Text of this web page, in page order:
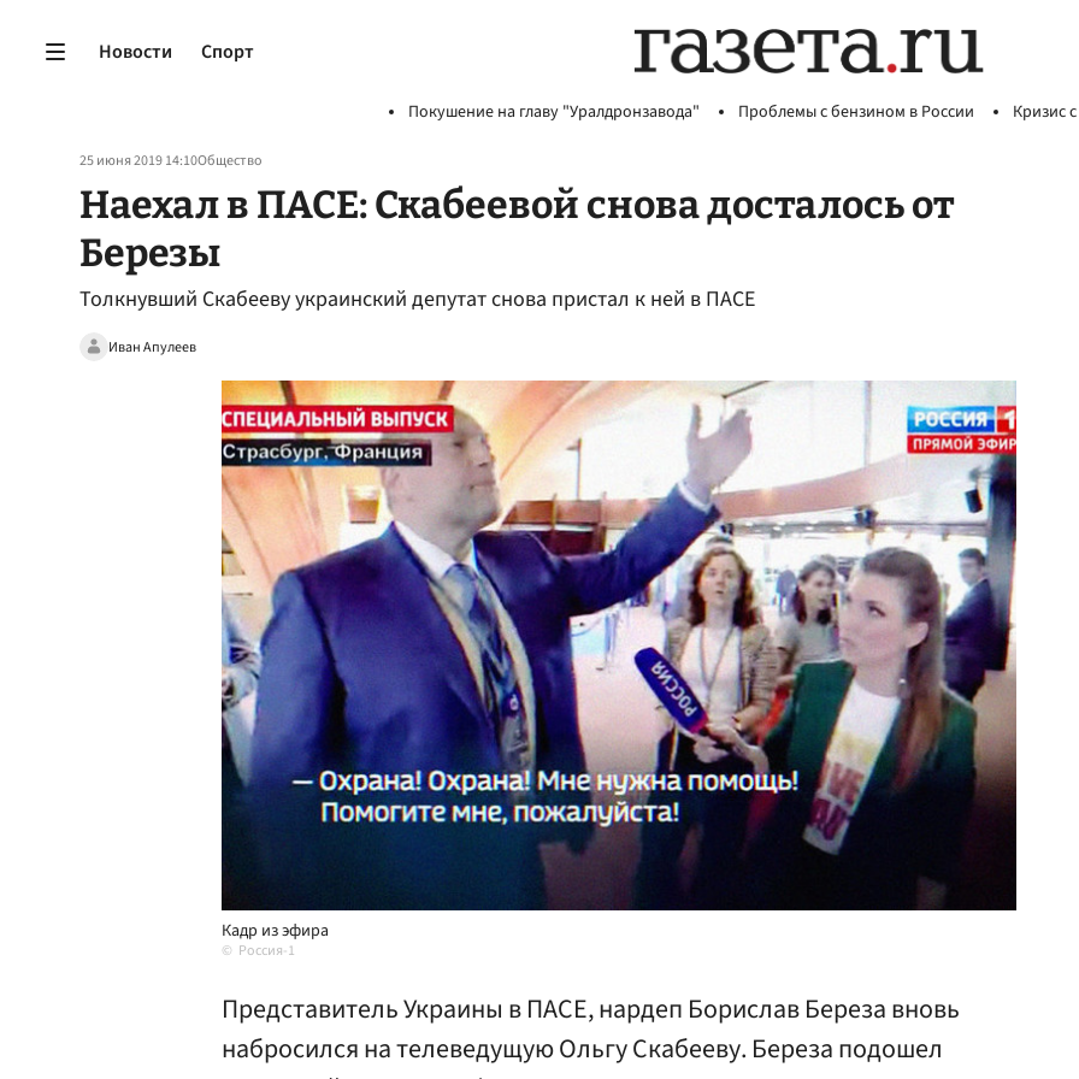
Новости Спорт
Покушение на главу "Уралдронзавода" Проблемы с бензином в России Кризис
25 июня 2019 14:10Общество
Наехал в ПАСЕ: Скабеевой снова досталось от
Березы
Толкнувший Скабееву украинский депутат снова пристал к ней в ПАСЕ
Иван Апулеев
Кадр из эфира
Россия-1
Представитель Украины в ПАСЕ, нардеп Борислав Береза вновь
набросился на телеведущую Ольгу Скабееву. Береза подошел